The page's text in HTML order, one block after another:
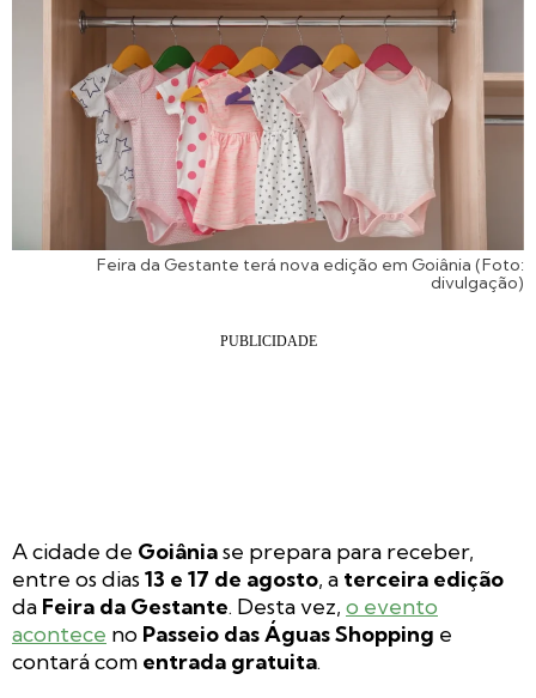
Feira da Gestante terá nova edição em Goiânia (Foto:
divulgação)
A cidade de Goiâniase prepara para receber,
entre os dias13 e 17 de agosto, a terceira edição
da Feira da Gestante. Desta vez, o evento
acontece no Passeio das Águas Shopping e
contará com entrada gratuita.